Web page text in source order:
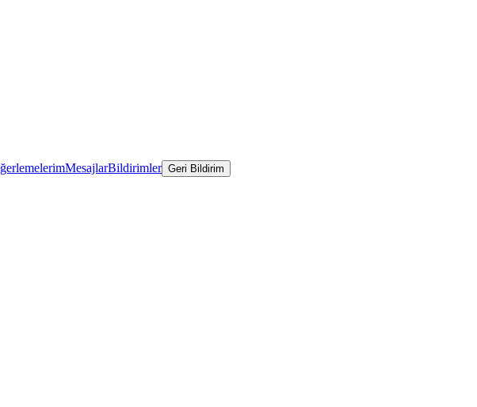
MesajlarBildirimler Geri Bildirim